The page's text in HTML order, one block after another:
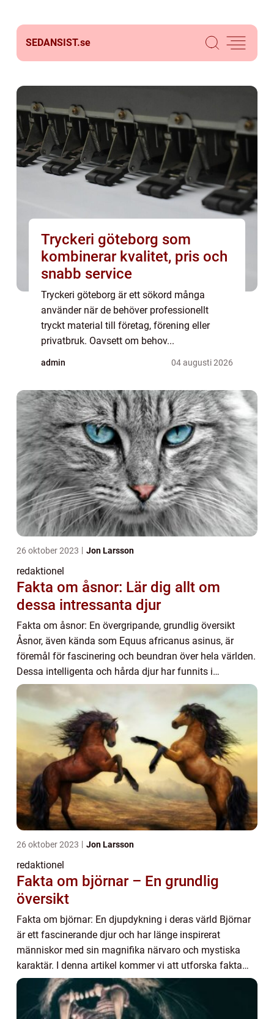
SEDANSIST.se
Tryckeri göteborg som
kombinerar kvalitet, pris och
snabb service
Tryckeri göteborg är ett sökord många
använder när de behöver professionellt
tryckt material till företag, förening eller
privatbruk. Oavsett om behov...
admin 04 augusti 2026
26 oktober 2023 Jon Larsson
redaktionel
Fakta om åsnor: Lär dig allt om
dessa intressanta djur
Fakta om åsnor: En övergripande, grundlig översikt
Åsnor, även kända som Equus africanus asinus, är
föremål för fascinering och beundran över hela världen.
Dessa intelligenta och hårda djur har funnits i
århundraden och har spelat en viktig roll i mä...
26 oktober 2023 Jon Larsson
redaktionel
Fakta om björnar – En grundlig
översikt
Fakta om björnar: En djupdykning i deras värld Björnar
är ett fascinerande djur och har länge inspirerat
människor med sin magnifika närvaro och mystiska
karaktär. I denna artikel kommer vi att utforska fakta
om björnar, inklusive deras olika typer, ...